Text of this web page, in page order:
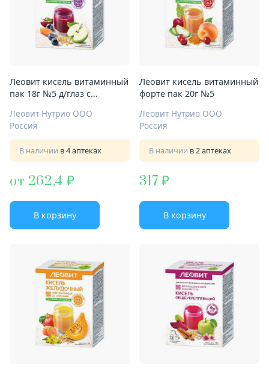
Леовит кисель витаминный
пак 18г №5 д/глаз с
Леовит Нутрио ООО
Россия
В наличии в 4 аптеках
от 262,4
В корзину
Леовит кисель витаминный
форте пак 20г №5
Леовит Нутрио ООО
Россия
В наличии в 2 аптеках
317
В корзину